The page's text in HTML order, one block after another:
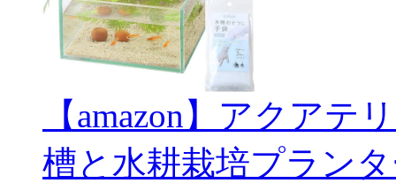
【amazon】アクアテ
槽と水耕栽培プラン